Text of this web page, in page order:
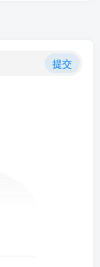
提交